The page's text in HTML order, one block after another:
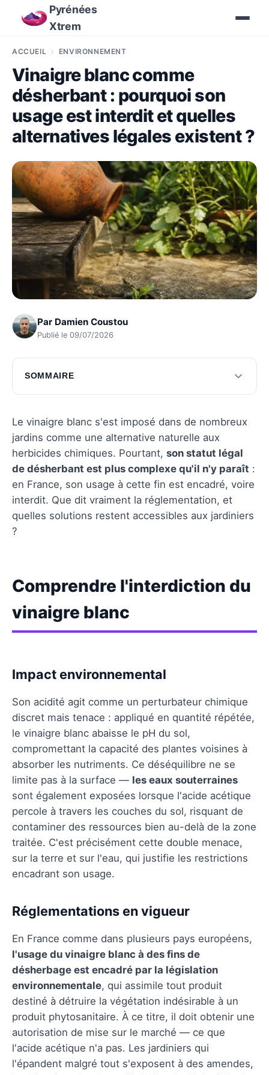
Pyrénées
Xtrem
ACCUEIL ENVIRONNEMENT
Vinaigre blanc comme
désherbant : pourquoi son
usage est interdit et quelles
alternatives légales existent ?
Par Damien Coustou
Publié le 09/07/2026
SOMMAIRE
Comprendre l'interdiction du vinaigre blanc
Alternatives naturelles au vinaigre blanc
Avantages des alternatives légales
Comment choisir la bonne méthode de
désherbage
Témoignages et expériences de jardiniers
Le vinaigre blanc s'est imposé dans de nombreux
jardins comme une alternative naturelle aux
herbicides chimiques. Pourtant, son statut légal
de désherbant est plus complexe qu'il n'y paraît :
en France, son usage à cette fin est encadré, voire
interdit. Que dit vraiment la réglementation, et
quelles solutions restent accessibles aux jardiniers
?
Comprendre l'interdiction du
vinaigre blanc
Impact environnemental
Son acidité agit comme un perturbateur chimique
discret mais tenace : appliqué en quantité répétée,
le vinaigre blanc abaisse le pH du sol,
compromettant la capacité des plantes voisines à
absorber les nutriments. Ce déséquilibre ne se
limite pas à la surface — les eaux souterraines
sont également exposées lorsque l'acide acétique
percole à travers les couches du sol, risquant de
contaminer des ressources bien au-delà de la zone
traitée. C'est précisément cette double menace,
sur la terre et sur l'eau, qui justifie les restrictions
encadrant son usage.
Réglementations en vigueur
En France comme dans plusieurs pays européens,
l'usage du vinaigre blanc à des fins de
désherbage est encadré par la législation
environnementale, qui assimile tout produit
destiné à détruire la végétation indésirable à un
produit phytosanitaire. À ce titre, il doit obtenir une
autorisation de mise sur le marché — ce que
l'acide acétique n'a pas. Les jardiniers qui
l'épandent malgré tout s'exposent à des amendes,